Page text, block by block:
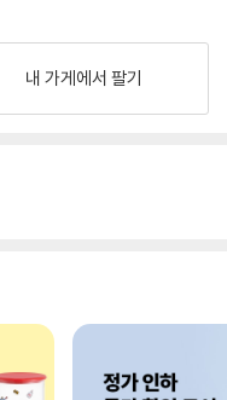
내 가게에서 팔기